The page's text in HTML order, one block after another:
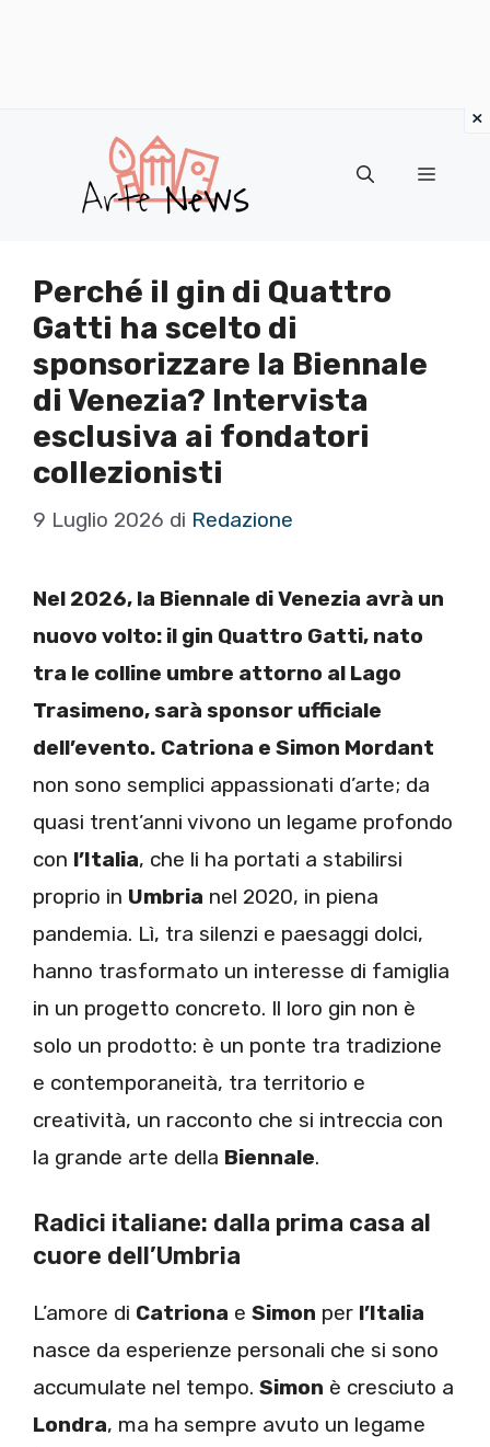
contenuto
Menu
Perché il gin di Quattro
Gatti ha scelto di
sponsorizzare la Biennale
di Venezia? Intervista
esclusiva ai fondatori
collezionisti
9 Luglio 2026 di Redazione
Nel 2026, la Biennale di Venezia avrà un
nuovo volto: il gin Quattro Gatti, nato
tra le colline umbre attorno al Lago
Trasimeno, sarà sponsor ufficiale
dell’evento. Catriona e Simon Mordant
non sono semplici appassionati d’arte; da
quasi trent’anni vivono un legame profondo
con l’Italia, che li ha portati a stabilirsi
proprio in Umbria nel 2020, in piena
pandemia. Lì, tra silenzi e paesaggi dolci,
hanno trasformato un interesse di famiglia
in un progetto concreto. Il loro gin non è
solo un prodotto: è un ponte tra tradizione
e contemporaneità, tra territorio e
creatività, un racconto che si intreccia con
la grande arte della Biennale.
Radici italiane: dalla prima casa al
cuore dell’Umbria
L’amore di Catriona e Simon per l’Italia
nasce da esperienze personali che si sono
accumulate nel tempo. Simon è cresciuto a
Londra, ma ha sempre avuto un legame
×